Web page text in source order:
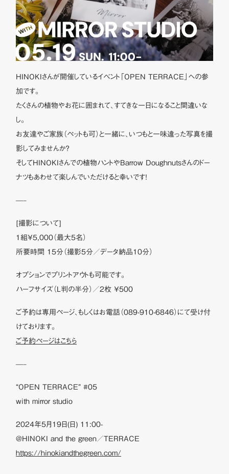
HINOKIさんが開催しているイベント「OPEN TERRACE」への参
加です。
たくさんの植物やお花に囲まれて、すてきな一日になること間違いな
し。
お友達やご家族（ペットも可）と一緒に、いつもと一味違った写真を撮
影してみませんか？
そしてHINOKIさんでの植物ハントやBarrow Doughnutsさんのドー
ナツもあわせて楽しんでいただけると幸いです！
—–
[撮影について]
1組￥5,000（最大5名）
所要時間 15分（撮影5分／データ納品10分）
オプションでプリントアウトも可能です。
ハーフサイズ（L判の半分）／2枚 ￥500
ご予約は専用ページ、もしくはお電話（089-910-6846）にて受け付
けております。
ご予約ページはこちら
—–
“OPEN TERRACE” #05
with mirror studio
2024年5月19日(日) 11:00-
@HINOKI and the green／TERRACE
https://hinokiandthegreen.com/